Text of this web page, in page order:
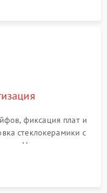
фиксация плат и
стеклокерамики с
Нанесение
уплотнительной